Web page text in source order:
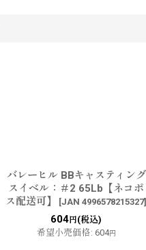
バレーヒル BBキャスティング
スイベル：＃2 65Lb【ネコポ
ス配送可】
[JAN 4996578215327]
604 円(税込)
希望小売価格: 604円